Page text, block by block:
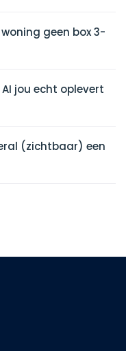
geen box 3-
jou echt oplevert
(zichtbaar) een